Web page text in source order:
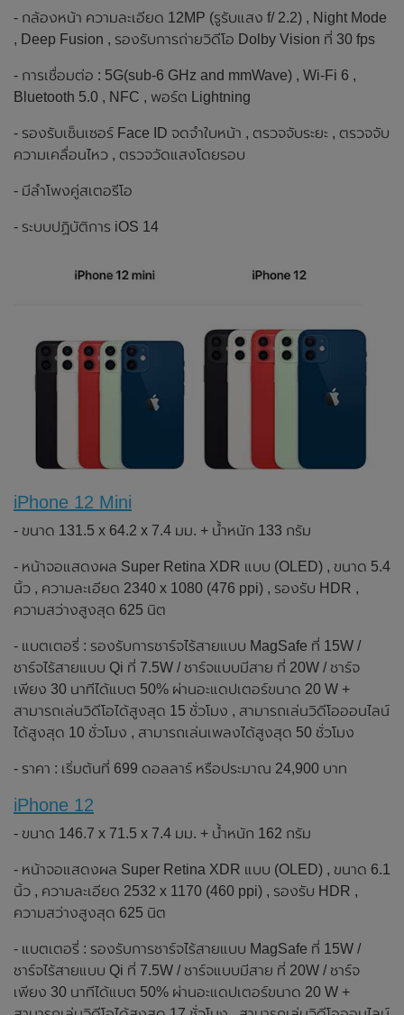
- กล้องหน้า ความละเอียด 12MP (รูรับแสง f/ 2.2) , Night Mode
, Deep Fusion , รองรับการถ่ายวิดีโอ Dolby Vision ที่ 30 fps
- การเชื่อมต่อ : 5G(sub‑6 GHz and mmWave) , Wi‑Fi 6 ,
Bluetooth 5.0 , NFC , พอร์ต Lightning
- รองรับเซ็นเซอร์ Face ID จดจำใบหน้า , ตรวจจับระยะ , ตรวจจับ
ความเคลื่อนไหว , ตรวจวัดแสงโดยรอบ
- มีลำโพงคู่สเตอรีโอ
- ระบบปฏิบัติการ iOS 14
iPhone 12 Mini
- ขนาด 131.5 x 64.2 x 7.4 มม. + น้ำหนัก 133 กรัม
- หน้าจอแสดงผล Super Retina XDR แบบ (OLED) , ขนาด 5.4
นิ้ว , ความละเอียด 2340 x 1080 (476 ppi) , รองรับ HDR ,
ความสว่างสูงสุด 625 นิต
- แบตเตอรี่ : รองรับการชาร์จไร้สายแบบ MagSafe ที่ 15W /
ชาร์จไร้สายแบบ Qi ที่ 7.5W / ชาร์จแบบมีสาย ที่ 20W / ชาร์จ
เพียง 30 นาทีได้แบต 50% ผ่านอะแดปเตอร์ขนาด 20 W +
สามารถเล่นวิดีโอได้สูงสุด 15 ชั่วโมง , สามารถเล่นวิดีโอออนไลน์
ได้สูงสุด 10 ชั่วโมง , สามารถเล่นเพลงได้สูงสุด 50 ชั่วโมง
- ราคา : เริ่มต้นที่ 699 ดอลลาร์ หรือประมาณ 24,900 บาท
iPhone 12
- ขนาด 146.7 x 71.5 x 7.4 มม. + น้ำหนัก 162 กรัม
- หน้าจอแสดงผล Super Retina XDR แบบ (OLED) , ขนาด 6.1
นิ้ว , ความละเอียด 2532 x 1170 (460 ppi) , รองรับ HDR ,
ความสว่างสูงสุด 625 นิต
- แบตเตอรี่ : รองรับการชาร์จไร้สายแบบ MagSafe ที่ 15W /
ชาร์จไร้สายแบบ Qi ที่ 7.5W / ชาร์จแบบมีสาย ที่ 20W / ชาร์จ
เพียง 30 นาทีได้แบต 50% ผ่านอะแดปเตอร์ขนาด 20 W +